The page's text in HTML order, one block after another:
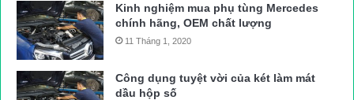
Kinh nghiệm mua phụ tùng Mercedes
chính hãng, OEM chất lượng
11 Tháng 1, 2020
Công dụng tuyệt vời của két làm mát
dầu hộp số